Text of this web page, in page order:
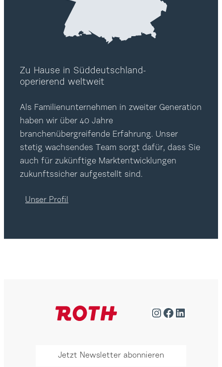
Zu Hause in Süddeutschland-
operierend weltweit
Als Familienunternehmen in zweiter Generation
haben wir über 40 Jahre
branchenübergreifende Erfahrung. Unser
stetig wachsendes Team sorgt dafür, dass Sie
auch für zukünftige Marktentwicklungen
zukunftssicher aufgestellt sind.
Unser Profil
Instagram
Facebook
LinkedIn
Jetzt Newsletter abonnieren